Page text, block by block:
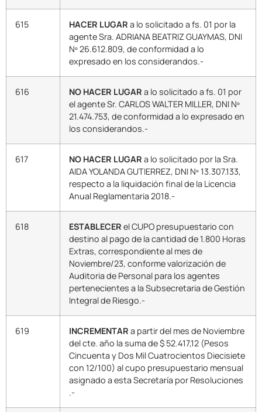
615 HACER LUGAR a lo solicitado a fs. 01 por la
agente Sra. ADRIANA BEATRIZ GUAYMAS, DNI
Nº 26.612.809, de conformidad a lo
expresado en los considerandos.-
616 NO HACER LUGAR a lo solicitado a fs. 01 por
el agente Sr. CARLOS WALTER MILLER, DNI Nº
21.474.753, de conformidad a lo expresado en
los considerandos.-
617 NO HACER LUGAR a lo solicitado por la Sra.
AIDA YOLANDA GUTIERREZ, DNI Nº 13.307.133,
respecto a la liquidación final de la Licencia
Anual Reglamentaria 2018.-
618 ESTABLECER el CUPO presupuestario con
destino al pago de la cantidad de 1.800 Horas
Extras, correspondiente al mes de
Noviembre/23, conforme valorización de
Auditoria de Personal para los agentes
pertenecientes a la Subsecretaria de Gestión
Integral de Riesgo.-
619 INCREMENTAR a partir del mes de Noviembre
del cte. año la suma de $ 52.417,12 (Pesos
Cincuenta y Dos Mil Cuatrocientos Diecisiete
con 12/100) al cupo presupuestario mensual
asignado a esta Secretaría por Resoluciones
.-